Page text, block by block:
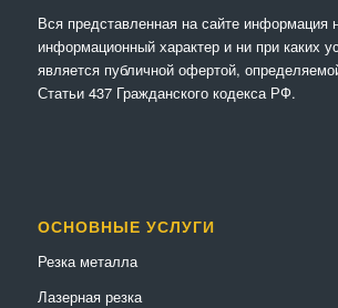
Вся представленная на сайте информация
информационный характер и ни при каких
является публичной офертой,
Статьи 437 Гражданского кодекса РФ.
ОСНОВНЫЕ УСЛУГИ
Резка металла
Лазерная резка